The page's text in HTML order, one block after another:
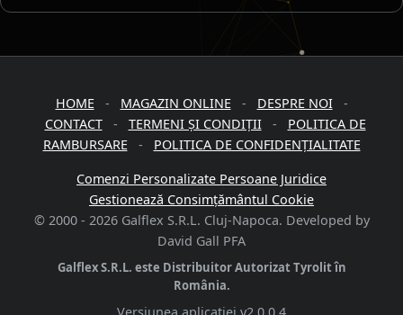
HOME- MAGAZIN ONLINE- DESPRE NOI-
CONTACT- TERMENI ȘI CONDIȚII- POLITICA DE
RAMBURSARE- POLITICA DE CONFIDENȚIALITATE
Comenzi Personalizate Persoane Juridice
Gestionează Consimțământul Cookie
© 2000 - 2026 Galflex S.R.L. Cluj-Napoca. Developed by
David Gall PFA
Galflex S.R.L. este Distribuitor Autorizat Tyrolit în
România.